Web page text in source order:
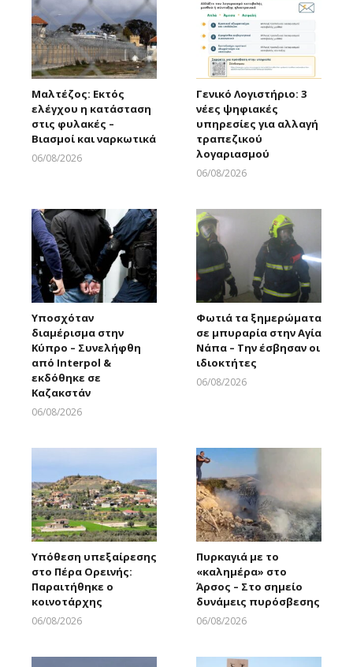
Μαλτέζος: Εκτός
ελέγχου η κατάσταση
στις φυλακές –
Βιασμοί και ναρκωτικά
06/08/2026
Γενικό Λογιστήριο: 3
νέες ψηφιακές
υπηρεσίες για αλλαγή
τραπεζικού
λογαριασμού
06/08/2026
Υποσχόταν
διαμέρισμα στην
Κύπρο – Συνελήφθη
από Interpol &
εκδόθηκε σε
Καζακστάν
06/08/2026
Φωτιά τα ξημερώματα
σε μπυραρία στην Αγία
Νάπα – Την έσβησαν οι
ιδιοκτήτες
06/08/2026
Υπόθεση υπεξαίρεσης
στο Πέρα Ορεινής:
Παραιτήθηκε ο
κοινοτάρχης
06/08/2026
Πυρκαγιά με το
«καλημέρα» στο
Άρσος – Στο σημείο
δυνάμεις πυρόσβεσης
06/08/2026